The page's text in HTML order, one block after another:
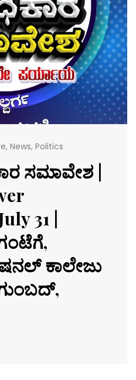
, News, Politics
ಸಮಾವೇಶ |
31 |
ಕಾಲೇಜು